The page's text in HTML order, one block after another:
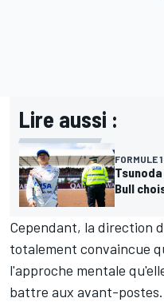
Lire aussi :
FORMULE 1
Bull
Cependant, la direction
totalement convaincue
l'approche mentale
battre aux avant-